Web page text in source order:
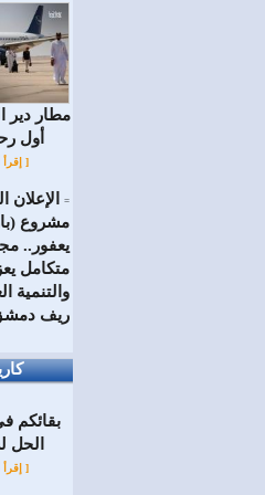
مطار دير
أول
[
=
مشروع
يعفور..
متكامل
والتنمية
ريف
بقائكم
الحل
[